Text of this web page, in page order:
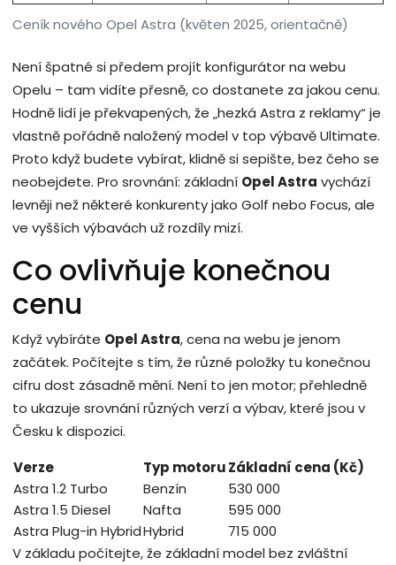
Ceník nového Opel Astra (květen 2025, orientačně)
Není špatné si předem projít konfigurátor na webu
Opelu – tam vidíte přesně, co dostanete za jakou cenu.
Hodně lidí je překvapených, že „hezká Astra z reklamy“ je
vlastně pořádně naložený model v top výbavě Ultimate.
Proto když budete vybírat, klidně si sepište, bez čeho se
neobejdete. Pro srovnání: základní Opel Astra vychází
levněji než některé konkurenty jako Golf nebo Focus, ale
ve vyšších výbavách už rozdíly mizí.
Co ovlivňuje konečnou
cenu
Když vybíráte Opel Astra, cena na webu je jenom
začátek. Počítejte s tím, že různé položky tu konečnou
cifru dost zásadně mění. Není to jen motor; přehledně
to ukazuje srovnání různých verzí a výbav, které jsou v
Česku k dispozici.
Verze
Typ motoruZákladní cena (Kč)
Astra 1.2 Turbo
Benzín
530 000
Astra 1.5 Diesel
Nafta
595 000
Astra Plug-in HybridHybrid
715 000
V základu počítejte, že základní model bez zvláštní